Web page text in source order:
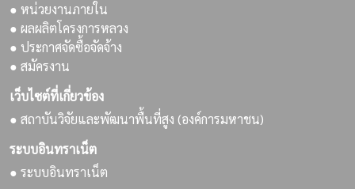
● หน่วยงานภายใน
● ผลผลิตโครงการหลวง
● ประกาศจัดซื้อจัดจ้าง
● สมัครงาน
เว็บไซต์ที่เกี่ยวข้อง
● สถาบันวิจัยและพัฒนาพื้นที่สูง (องค์การมหาชน)
ระบบอินทราเน็ต
● ระบบอินทราเน็ต